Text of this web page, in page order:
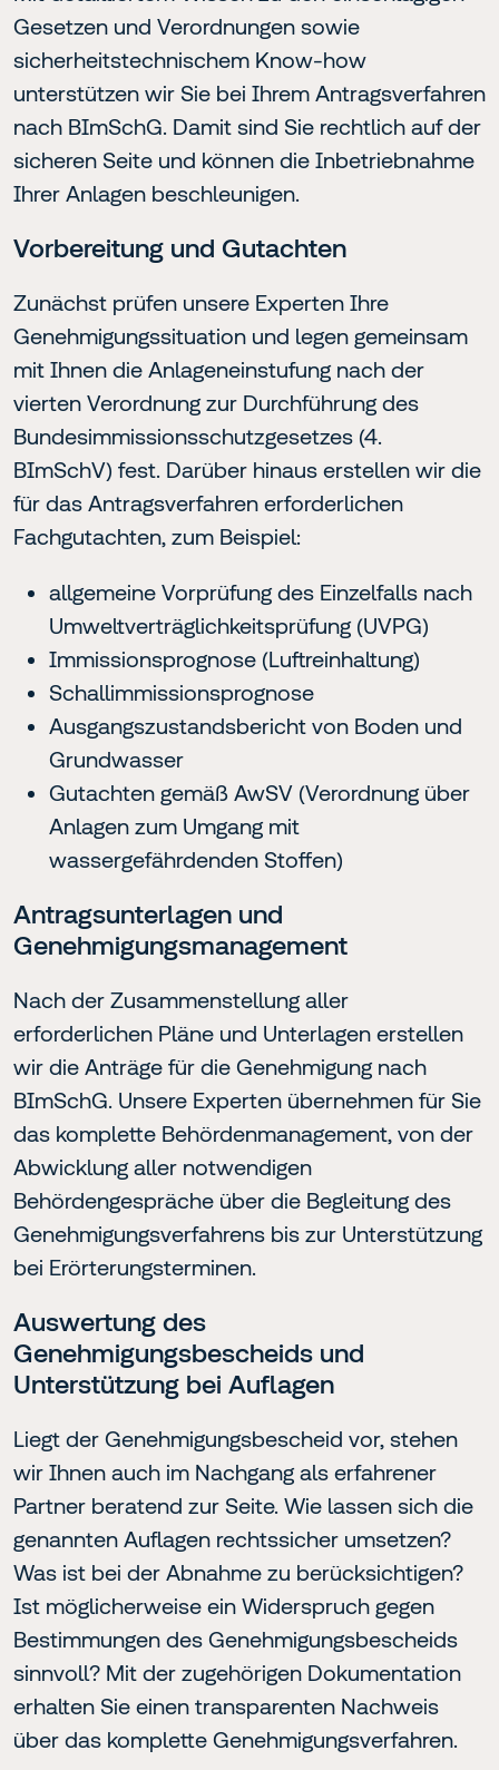
Gesetzen und Verordnungen sowie
sicherheitstechnischem Know-how
unterstützen wir Sie bei Ihrem Antragsverfahren
nach BImSchG. Damit sind Sie rechtlich auf der
sicheren Seite und können die Inbetriebnahme
Ihrer Anlagen beschleunigen.
Vorbereitung und Gutachten
Zunächst prüfen unsere Experten Ihre
Genehmigungssituation und legen gemeinsam
mit Ihnen die Anlageneinstufung nach der
vierten Verordnung zur Durchführung des
Bundesimmissionsschutzgesetzes (4.
BImSchV) fest. Darüber hinaus erstellen wir die
für das Antragsverfahren erforderlichen
Fachgutachten, zum Beispiel:
allgemeine Vorprüfung des Einzelfalls nach
Umweltverträglichkeitsprüfung (UVPG)
Immissionsprognose (Luftreinhaltung)
Schallimmissionsprognose
Ausgangszustandsbericht von Boden und
Grundwasser
Gutachten gemäß AwSV (Verordnung über
Anlagen zum Umgang mit
wassergefährdenden Stoffen)
Antragsunterlagen und
Genehmigungsmanagement
Nach der Zusammenstellung aller
erforderlichen Pläne und Unterlagen erstellen
wir die Anträge für die Genehmigung nach
BImSchG. Unsere Experten übernehmen für Sie
das komplette Behördenmanagement, von der
Abwicklung aller notwendigen
Behördengespräche über die Begleitung des
Genehmigungsverfahrens bis zur Unterstützung
bei Erörterungsterminen.
Auswertung des
Genehmigungsbescheids und
Unterstützung bei Auflagen
Liegt der Genehmigungsbescheid vor, stehen
wir Ihnen auch im Nachgang als erfahrener
Partner beratend zur Seite. Wie lassen sich die
genannten Auflagen rechtssicher umsetzen?
Was ist bei der Abnahme zu berücksichtigen?
Ist möglicherweise ein Widerspruch gegen
Bestimmungen des Genehmigungsbescheids
sinnvoll? Mit der zugehörigen Dokumentation
erhalten Sie einen transparenten Nachweis
über das komplette Genehmigungsverfahren.